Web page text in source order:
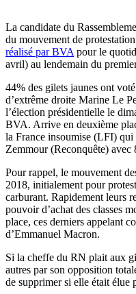
La candidate du
du mouvement de
réalisé par BVA pour le
avril) au lendemain du
44% des gilets jaunes ont
d’extrême droite Marine Le
l’élection présidentielle le
BVA. Arrive en deuxième
la France insoumise (LFI)
Zemmour (Reconquête) avec
Pour rappel, le mouvement
2018, initialement pour
carburant. Rapidement leurs
pouvoir d’achat des classes
place, ces derniers appelant
d’Emmanuel Macron.
Si la cheffe du RN plait aux
autres par son opposition
de supprimer si elle était élue